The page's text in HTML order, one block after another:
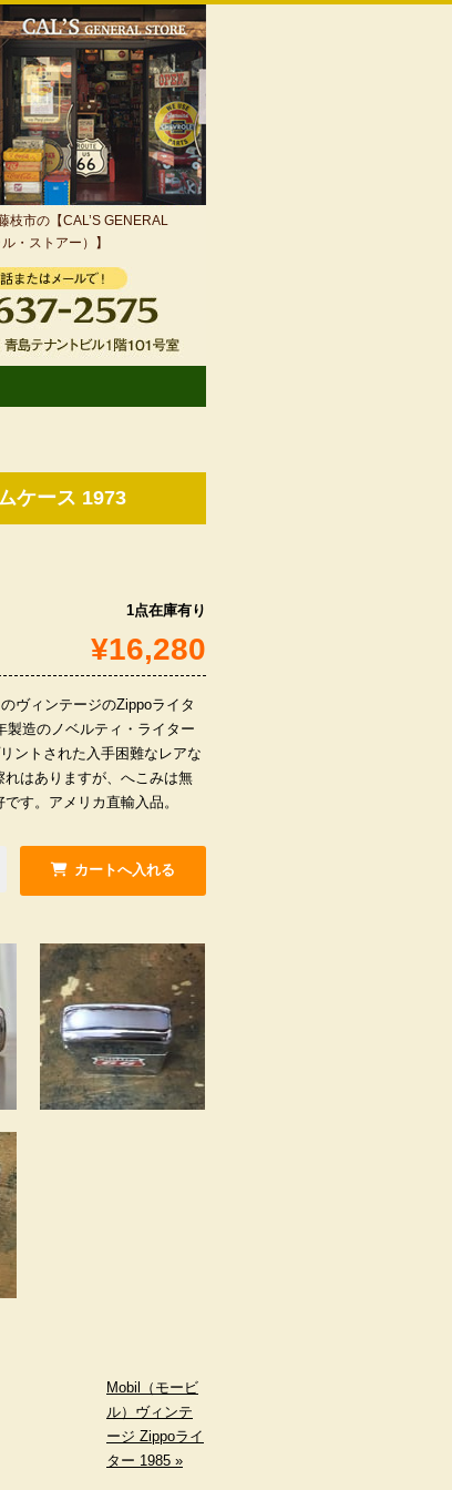
枝市の【CAL’S GENERAL
・ストアー）】
ケース 1973
1点在庫有り
¥16,280
ヴィンテージのZippoライタ
製造のノベルティ・ライター
ントされた入手困難なレアな
はありますが、へこみは無
す。アメリカ直輸入品。
Mobil（モービ
ル）ヴィンテ
ージ Zippoライ
ター 1985 »